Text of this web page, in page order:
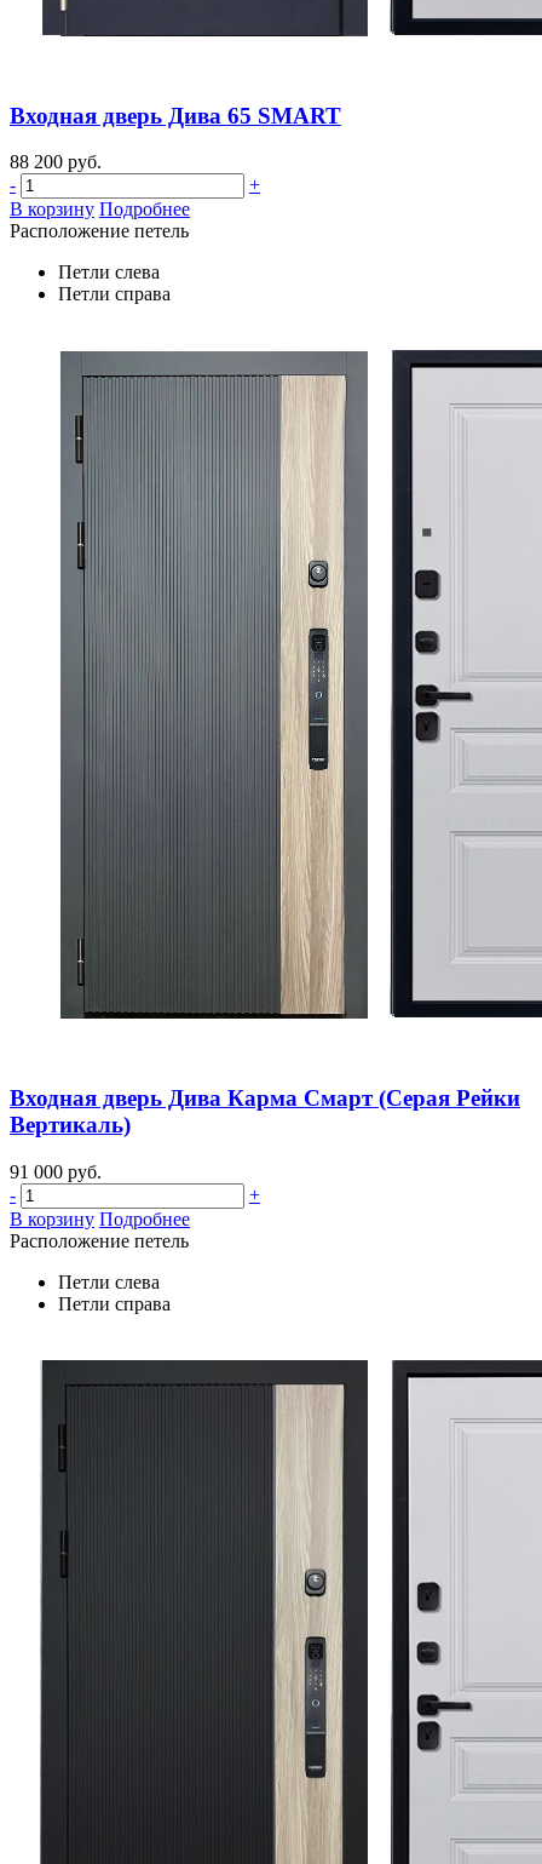
Входная дверь Дива 65 SMART
88 200 руб.
-
+
В корзину Подробнее
Расположение петель
Петли слева
Петли справа
Входная дверь Дива Карма Смарт (Серая Рейки
Вертикаль)
91 000 руб.
-
+
В корзину Подробнее
Расположение петель
Петли слева
Петли справа